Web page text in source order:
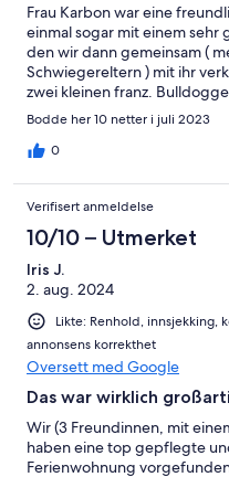
Frau Karbon war eine
einmal sogar mit einem sehr
den wir dann gemeinsam (
Schwiegereltern ) mit ihr
zwei kleinen franz.
Urlaub mit Hunden ideal ,
ein Teil davon ist Rasen .
Bodde her 10 netter i juli 2023
0
Verifisert anmeldelse
10/10 – Utmerket
Iris J.
2. aug. 2024
Likte: Renhold, innsjekking,
annonsens korrekthet
Oversett med Google
Das war wirklich
Wir (3 Freundinnen, mit
haben eine top gepflegte
Ferienwohnung